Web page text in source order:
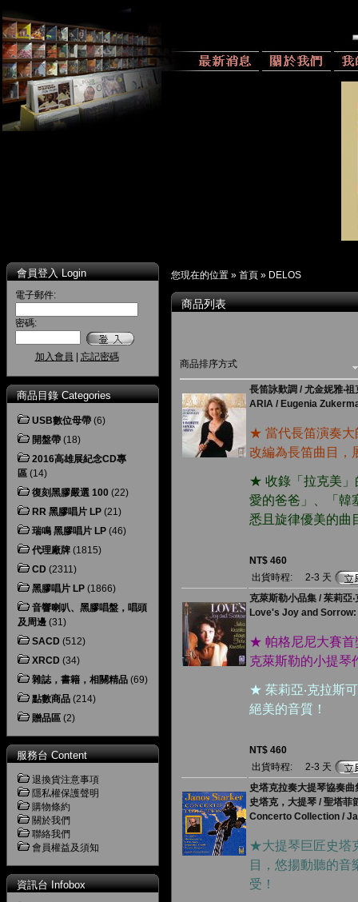
會員登入 Login
電子郵件:
密碼:
加入會員 忘記密碼
商品目錄 Categories
USB數位母帶 (6)
開盤帶 (18)
2016高雄展紀念CD專
區 (14)
復刻黑膠嚴選 100 (22)
RR 黑膠唱片 LP (21)
瑞鳴 黑膠唱片 LP (46)
代理廠牌 (1815)
CD (2311)
黑膠唱片 LP (1866)
音響喇叭、黑膠唱盤，唱頭
及周邊 (31)
SACD (512)
XRCD (34)
雜誌，書籍，相關精品 (69)
點數商品 (214)
贈品區 (2)
服務台 Content
退換貨注意事項
隱私權保護聲明
購物條約
關於我們
聯絡我們
會員權益及須知
資訊台 Infobox
您現在的位置 » 首頁 » DELOS
商品列表
商品排序方式
長笛詠歎調 / 尤金妮雅‧
ARIA / Eugenia
★ 當代長笛演奏大
改編為長笛曲目，
★ 收錄「拉克美」
愛的爸爸」、「韓
悉且旋律優美的曲
NT$ 460
出貨時程:
2-3 天
克萊斯勒小品集 / 茱莉亞
Love's Joy and
★ 帕格尼尼大賽首
克萊斯勒的小提琴
★ 茱莉亞‧克拉斯
絕美的音質！
NT$ 460
出貨時程:
2-3 天
史塔克拉奏大提琴協奏曲
史塔克，大提琴 / 聖塔菲
Concerto Collection /
★大提琴巨匠史塔
目，悠揚動聽的音
受！